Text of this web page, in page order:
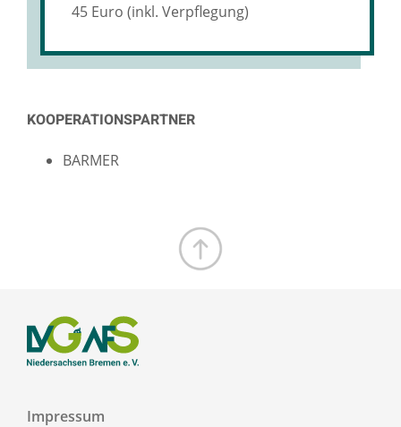
45 Euro (inkl. Verpflegung)
KOOPERATIONSPARTNER
BARMER
Impressum